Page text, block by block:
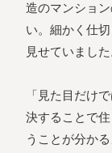
造のマンショ
い。細かく仕
見せていました
「見た目だけ
決することで
うことが分か